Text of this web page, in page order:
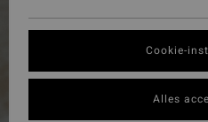
Cookie-
Alles